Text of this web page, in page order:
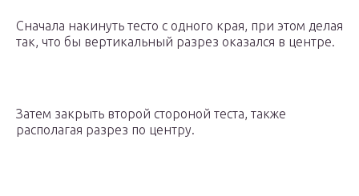
Сначала накинуть тесто с одного края, при этом делая
так, что бы вертикальный разрез оказался в центре.
Затем закрыть второй стороной теста, также
располагая разрез по центру.